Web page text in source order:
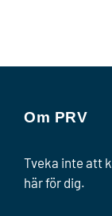
Om PRV
Tveka inte att
här för dig.